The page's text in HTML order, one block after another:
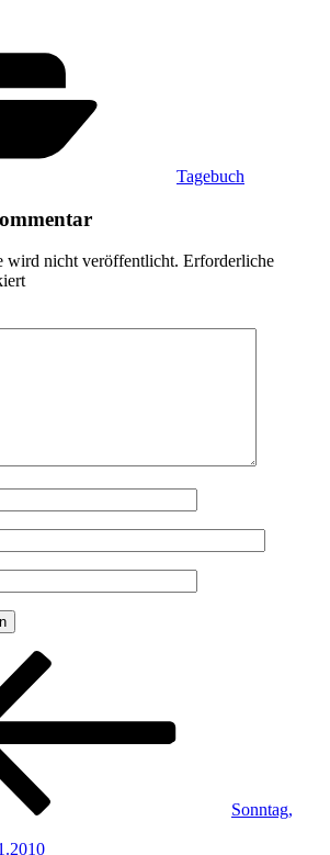
Tagebuch
wird nicht veröffentlicht. Erforderliche
Sonntag,